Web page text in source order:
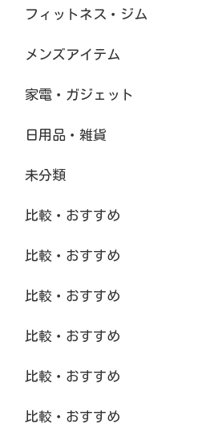
フィットネス・ジム
メンズアイテム
家電・ガジェット
日用品・雑貨
未分類
比較・おすすめ
比較・おすすめ
比較・おすすめ
比較・おすすめ
比較・おすすめ
比較・おすすめ